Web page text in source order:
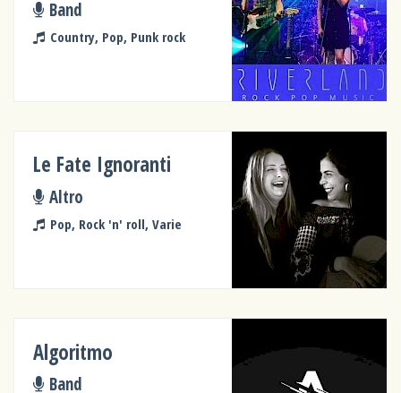
Band
Country, Pop, Punk rock
Le Fate Ignoranti
Altro
Pop, Rock 'n' roll, Varie
Algoritmo
Band